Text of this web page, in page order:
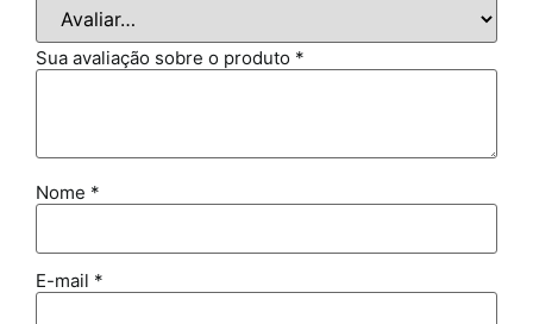
Sua avaliação sobre o produto *
Nome *
E-mail *